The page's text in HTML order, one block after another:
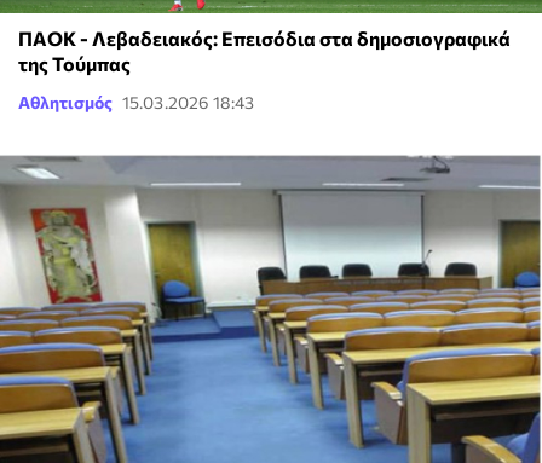
ΠΑΟΚ - Λεβαδειακός: Επεισόδια στα δημοσιογραφικά
της Τούμπας
Αθλητισμός 15.03.2026 18:43